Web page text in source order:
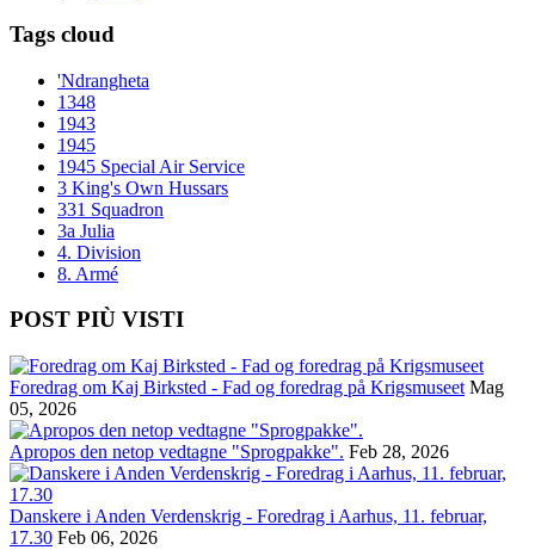
Tags cloud
'Ndrangheta
1348
1943
1945
1945 Special Air Service
3 King's Own Hussars
331 Squadron
3a Julia
4. Division
8. Armé
POST PIÙ VISTI
Foredrag om Kaj Birksted - Fad og foredrag på Krigsmuseet Mag
05, 2026
Apropos den netop vedtagne "Sprogpakke". Feb 28, 2026
Danskere i Anden Verdenskrig - Foredrag i Aarhus, 11. februar,
17.30 Feb 06, 2026